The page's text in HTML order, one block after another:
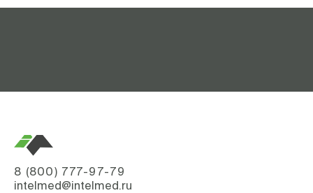
8 (800) 777-97-79
intelmed@intelmed.ru